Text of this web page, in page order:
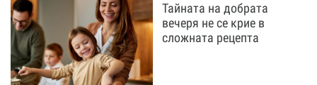
Тайната на добрата
вечеря не се крие в
сложната рецепта